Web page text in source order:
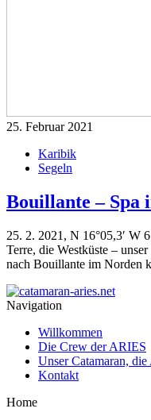
25. Februar 2021
Karibik
Segeln
Bouillante – Spa
25. 2. 2021, N 16°05,3′ W
Terre, die Westküste –
nach Bouillante im Norden
Navigation
Willkommen
Die Crew der ARIES
Unser Catamaran,
Kontakt
Home